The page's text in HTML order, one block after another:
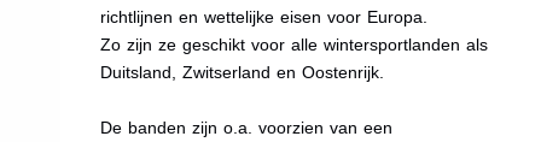
richtlijnen en wettelijke eisen voor Europa.
Zo zijn ze geschikt voor alle wintersportlanden als
Duitsland, Zwitserland en Oostenrijk.
De banden zijn o.a. voorzien van een